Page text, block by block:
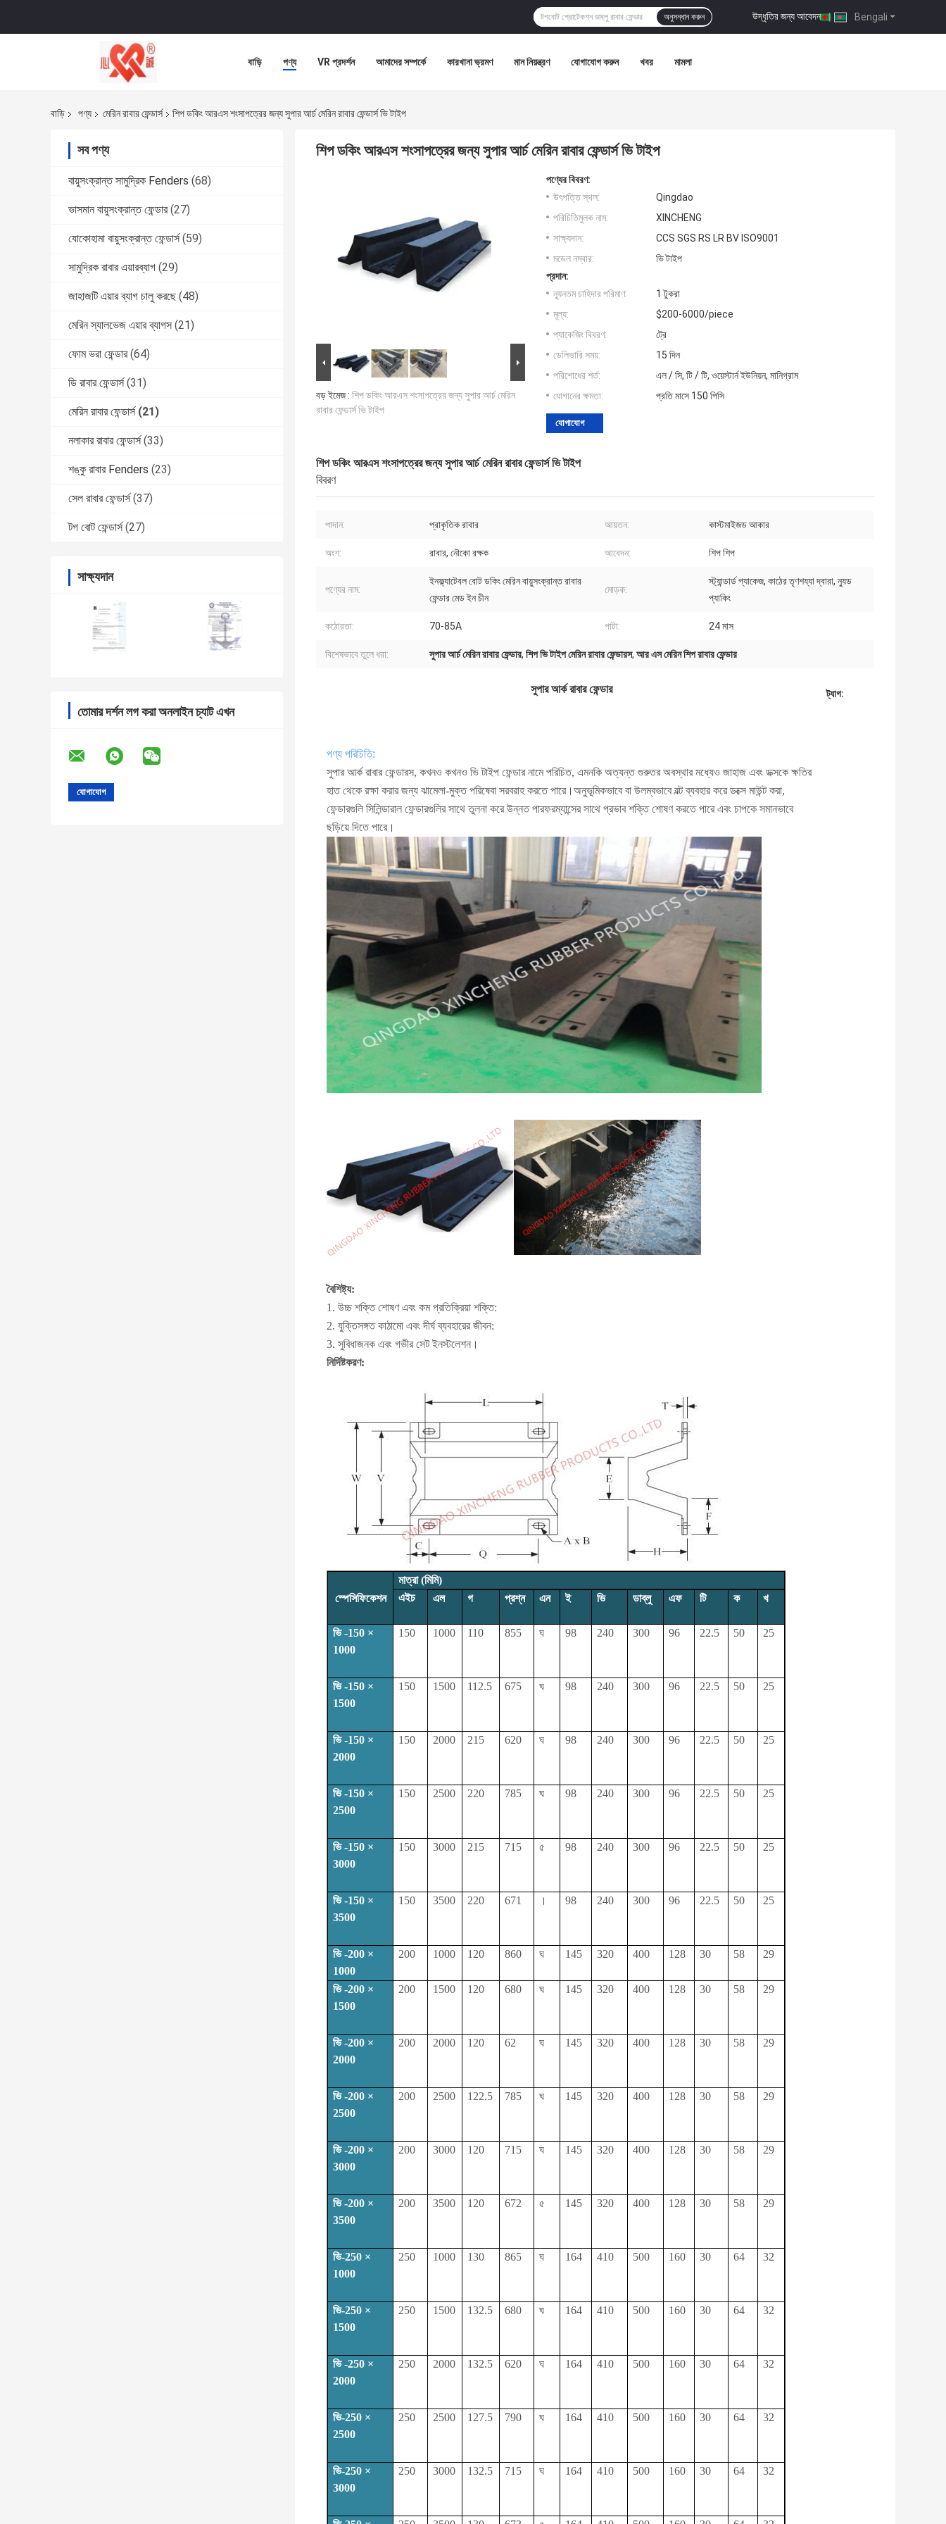
Bengali
উদ্ধৃতির জন্য আবেদন |
অনুসন্ধান করুন
বাড়ি পণ্য VR প্রদর্শন আমাদের সম্পর্কে কারখানা ভ্রমণ মান নিয়ন্ত্রণ যোগাযোগ করুন খবর মামলা
বাড়ি পণ্য মেরিন রাবার ফেন্ডার্স শিপ ডকিং আরএস শংসাপত্রের জন্য সুপার আর্চ মেরিন রাবার ফেন্ডার্স ভি টাইপ
সব পণ্য
বায়ুসংক্রান্ত সামুদ্রিক Fenders (68)
ভাসমান বায়ুসংক্রান্ত ফেন্ডার (27)
যোকোহামা বায়ুসংক্রান্ত ফেন্ডার্স (59)
সামুদ্রিক রাবার এয়ারব্যাগ (29)
জাহাজটি এয়ার ব্যাগ চালু করছে (48)
মেরিন স্যালভেজ এয়ার ব্যাগস (21)
ফোম ভরা ফেন্ডার (64)
ডি রাবার ফেন্ডার্স (31)
মেরিন রাবার ফেন্ডার্স (21)
নলাকার রাবার ফেন্ডার্স (33)
শঙ্কু রাবার Fenders (23)
সেল রাবার ফেন্ডার্স (37)
টগ বোট ফেন্ডার্স (27)
সাক্ষ্যদান
তোমার দর্শন লগ করা অনলাইন চ্যাট এখন
শিপ ডকিং আরএস শংসাপত্রের জন্য সুপার আর্চ মেরিন রাবার ফেন্ডার্স ভি টাইপ
বড় ইমেজ : শিপ ডকিং আরএস শংসাপত্রের জন্য সুপার আর্চ মেরিন
রাবার ফেন্ডার্স ভি টাইপ
পণ্যের বিবরণ:
উৎপত্তি স্থল:
Qingdao
পরিচিতিমুলক নাম:
XINCHENG
সাক্ষ্যদান:
CCS SGS RS LR BV ISO9001
মডেল নম্বার:
ভি টাইপ
প্রদান:
ন্যূনতম চাহিদার পরিমাণ:
1 টুকরা
মূল্য:
$200-6000/piece
প্যাকেজিং বিবরণ:
ট্রে
ডেলিভারি সময়:
15 দিন
পরিশোধের শর্ত:
এল / সি, টি / টি, ওয়েস্টার্ন ইউনিয়ন, মানিগ্রাম
যোগানের ক্ষমতা:
প্রতি মাসে 150 পিসি
যোগাযোগ
শিপ ডকিং আরএস শংসাপত্রের জন্য সুপার আর্চ মেরিন রাবার ফেন্ডার্স ভি টাইপ
বিবরণ
পাদান: প্রাকৃতিক রাবার আয়তন: কাস্টমাইজড আকার
অংশ: রাবার, নৌকো রক্ষক আবেদন: শিপ শিপ
পণ্যের নাম:
ইনফ্ল্যাটেবল বোট ডকিং মেরিন বায়ুসংক্রান্ত রাবার
ফেন্ডার মেড ইন চীন
মোড়ক:
স্ট্যান্ডার্ড প্যাকেজ, কাঠের তৃণশয্যা দ্বারা, ন্যুড
প্যাকিং
কঠোরতা: 70-85A পাটা: 24 মাস
বিশেষভাবে তুলে ধরা: সুপার আর্চ মেরিন রাবার ফেন্ডার, শিপ ভি টাইপ মেরিন রাবার ফেন্ডারস, আর এস মেরিন শিপ রাবার ফেন্ডার
সুপার আর্ক রাবার ফেন্ডার
পণ্য পরিচিতি:
সুপার আর্ক রাবার ফেন্ডারস, কখনও কখনও ভি টাইপ ফেন্ডার নামে পরিচিত, এমনকি অত্যন্ত গুরুতর অবস্থার মধ্যেও জাহাজ এবং ডক্সকে ক্ষতির
হাত থেকে রক্ষা করার জন্য ঝামেলা-মুক্ত পরিষেবা সরবরাহ করতে পারে।অনুভূমিকভাবে বা উলম্বভাবে বল্ট ব্যবহার করে ডক্সে মাউন্ট করা,
ফেন্ডারগুলি সিলিন্ডারাল ফেন্ডারগুলির সাথে তুলনা করে উন্নত পারফরম্যান্সের সাথে প্রভাব শক্তি শোষণ করতে পারে এবং চাপকে সমানভাবে
ছড়িয়ে দিতে পারে।
বৈশিষ্ট্য:
1. উচ্চ শক্তি শোষণ এবং কম প্রতিক্রিয়া শক্তি:
2. যুক্তিসঙ্গত কাঠামো এবং দীর্ঘ ব্যবহারের জীবন:
3. সুবিধাজনক এবং গভীর সেট ইনস্টলেশন।
নির্দিষ্টকরণ:
স্পেসিফিকেশন
মাত্রা (মিমি)
এইচ
এল গ প্রশ্ন এন ই ভি ডাব্লু এফ টি ক খ
ভি -150 ×
1000
150 1000 110 855 ঘ 98 240 300 96 22.5 50 25
ভি -150 ×
1500
150 1500 112.5 675 ঘ 98 240 300 96 22.5 50 25
ভি -150 ×
2000
150 2000 215 620 ঘ 98 240 300 96 22.5 50 25
ভি -150 ×
2500
150 2500 220 785 ঘ 98 240 300 96 22.5 50 25
ভি -150 ×
3000
150 3000 215 715 ৫ 98 240 300 96 22.5 50 25
ভি -150 ×
3500
150 3500 220 671 । 98 240 300 96 22.5 50 25
ভি -200 ×
1000
200 1000 120 860 ঘ 145 320 400 128 30 58 29
ভি -200 ×
1500
200 1500 120 680 ঘ 145 320 400 128 30 58 29
ভি -200 ×
2000
200 2000 120 62 ঘ 145 320 400 128 30 58 29
ভি -200 ×
2500
200 2500 122.5 785 ঘ 145 320 400 128 30 58 29
ভি -200 ×
3000
200 3000 120 715 ঘ 145 320 400 128 30 58 29
ভি -200 ×
3500
200 3500 120 672 ৫ 145 320 400 128 30 58 29
ভি-250 ×
1000
250 1000 130 865 ঘ 164 410 500 160 30 64 32
ভি-250 ×
1500
250 1500 132.5 680 ঘ 164 410 500 160 30 64 32
ভি -250 ×
2000
250 2000 132.5 620 ঘ 164 410 500 160 30 64 32
ভি-250 ×
2500
250 2500 127.5 790 ঘ 164 410 500 160 30 64 32
ভি-250 ×
3000
250 3000 132.5 715 ঘ 164 410 500 160 30 64 32
ট্যাগ: